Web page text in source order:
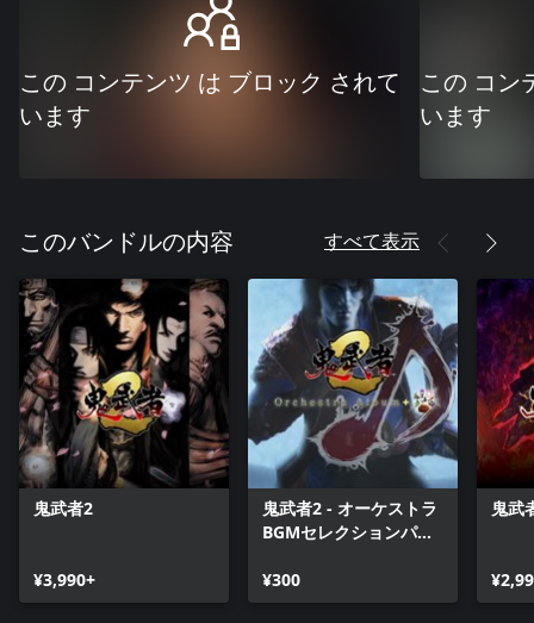
この コンテンツ は ブロック されて
います
この コン
います
このバンドルの内容 すべて表示
鬼武者2
¥3,990+
鬼武者2 - オーケストラ
BGMセレクションパッ
¥300
鬼武